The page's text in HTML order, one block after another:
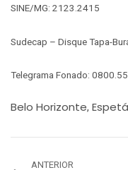
SINE/MG: 2123.2415
Sudecap – Disque Tapa-
Telegrama Fonado:
Belo Horizonte,
ANTERIOR